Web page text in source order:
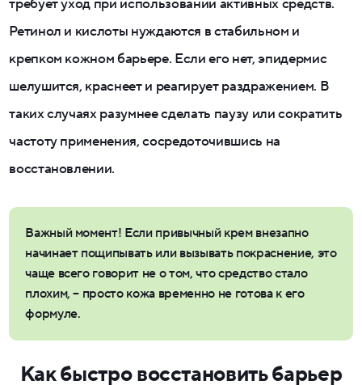
требует уход при использовании активных средств.
Ретинол и кислоты нуждаются в стабильном и
крепком кожном барьере. Если его нет, эпидермис
шелушится, краснеет и реагирует раздражением. В
таких случаях разумнее сделать паузу или сократить
частоту применения, сосредоточившись на
восстановлении.
Важный момент! Если привычный крем внезапно
начинает пощипывать или вызывать покраснение, это
чаще всего говорит не о том, что средство стало
плохим, – просто кожа временно не готова к его
формуле.
Как быстро восстановить барьер